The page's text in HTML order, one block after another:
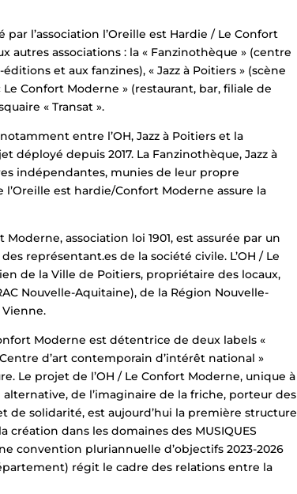
l’association l’Oreille est Hardie / Le Confort
autres associations : la « Fanzinothèque » (centre
et aux fanzines), « Jazz à Poitiers » (scène
Confort Moderne » (restaurant, bar, filiale de
« Transat ».
entre l’OH, Jazz à Poitiers et la
déployé depuis 2017. La Fanzinothèque, Jazz à
indépendantes, munies de leur propre
est hardie/Confort Moderne assure la
association loi 1901, est assurée par un
représentant.es de la société civile. L’OH / Le
de la Ville de Poitiers, propriétaire des locaux,
Nouvelle-Aquitaine), de la Région Nouvelle-
Moderne est détentrice de deux labels «
d’art contemporain d’intérêt national »
Le projet de l’OH / Le Confort Moderne, unique à
de l’imaginaire de la friche, porteur des
de solidarité, est aujourd’hui la première structure
création dans les domaines des MUSIQUES
convention pluriannuelle d’objectifs 2023-2026
régit le cadre des relations entre la